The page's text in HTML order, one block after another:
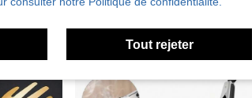
Tout rejeter